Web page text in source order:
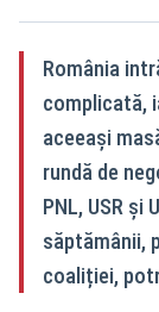
România
complicată,
aceeași
rundă de
PNL, USR și
săptămânii,
coaliției,